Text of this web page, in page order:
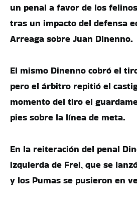
un penal a favor de los
tras un impacto del defensa
Arreaga sobre Juan Dinenno.
El mismo Dinenno cobró el
pero el árbitro repitió el
momento del tiro el
pies sobre la línea de meta.
En la reiteración del penal
izquierda de Frei, que se
y los Pumas se pusieron en